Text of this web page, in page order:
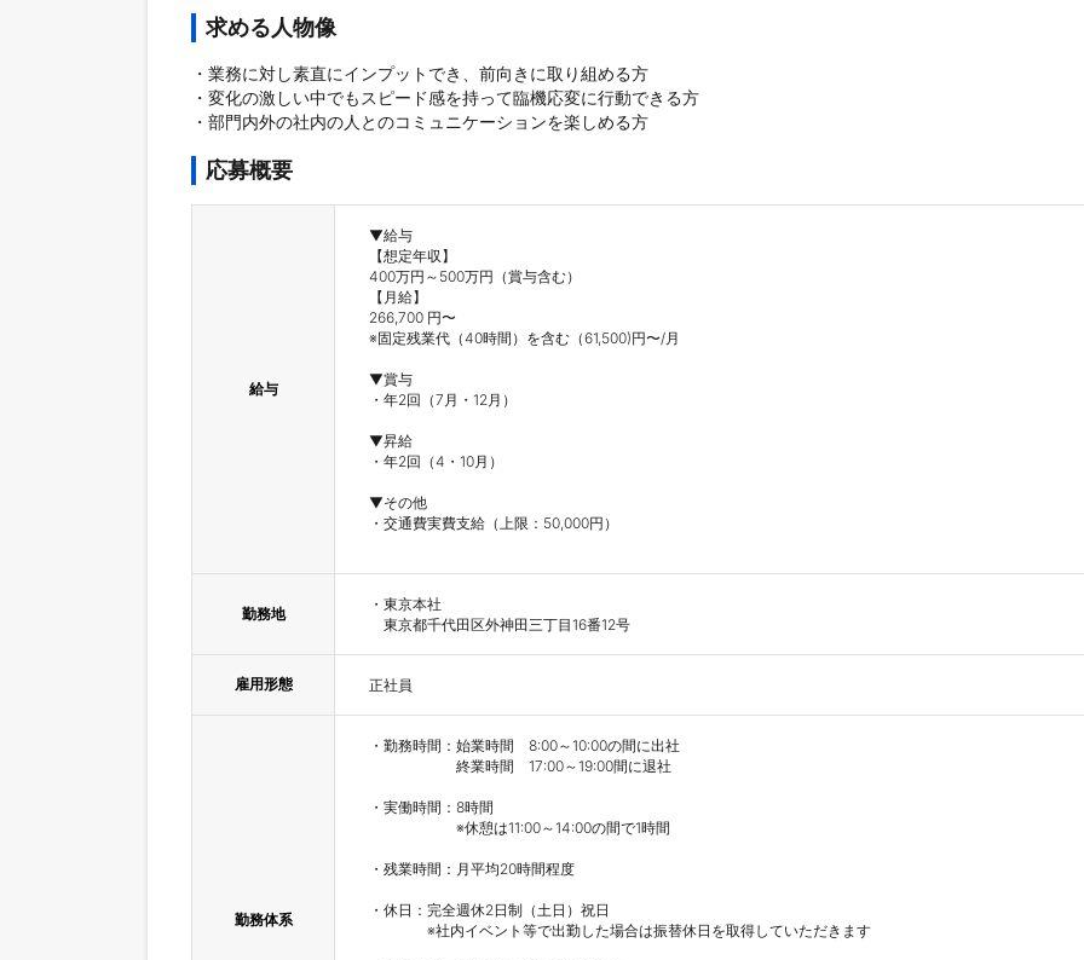
求める人物像
・業務に対し素直にインプットでき、前向きに取り組める方
・変化の激しい中でもスピード感を持って臨機応変に行動できる方
応募概要
給与
▼給与
【想定年収】
400万円～500万円（賞与含む）
【月給】
266,700 円〜
※固定残業代（40時間）を含む（61,500)円〜/月
▼賞与
・年2回（7月・12月）
▼昇給
・年2回（4・10月）
▼その他
・交通費実費支給（上限：50,000円）
勤務地
・東京本社
東京都千代田区外神田三丁目16番12号
雇用形態 正社員
勤務体系
・勤務時間：始業時間　8:00～10:00の間に出社
終業時間　17:00～19:00間に退社
・実働時間：8時間
※休憩は11:00～14:00の間で1時間
・残業時間：月平均20時間程度
・休日：完全週休2日制（土日）祝日
※社内イベント等で出勤した場合は振替休日を取得していただきます